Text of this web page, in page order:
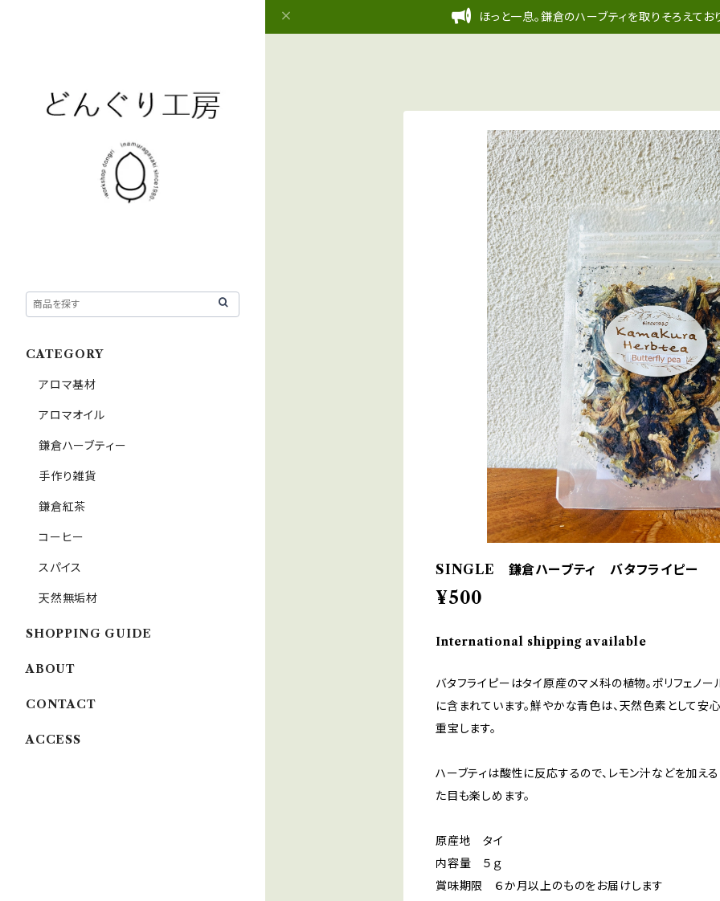
ほっと一息。鎌倉のハーブティを取りそろえてお
SINGLE 鎌倉ハーブティ バタフライピー
¥500
International shipping available
バタフライピーはタイ原産のマメ科の植物。ポリフェノ
に含まれています。鮮やかな青色は、天然色素として安
重宝します。
ハーブティは酸性に反応するので、レモン汁などを加え
た目も楽しめます。
原産地 タイ
内容量 ５ｇ
賞味期限 ６か月以上のものをお届けします
CATEGORY
アロマ基材
アロマオイル
鎌倉ハーブティー
手作り雑貨
鎌倉紅茶
コーヒー
スパイス
天然無垢材
SHOPPING GUIDE
ABOUT
CONTACT
ACCESS